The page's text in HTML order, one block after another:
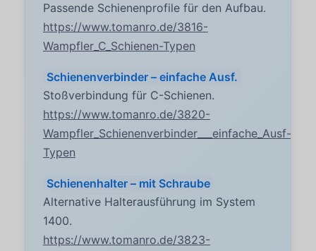
Passende Schienenprofile für den Aufbau.
https://www.tomanro.de/3816-
Wampfler_C_Schienen-Typen
Schienenverbinder – einfache Ausf.
Stoßverbindung für C-Schienen.
https://www.tomanro.de/3820-
Wampfler_Schienenverbinder___einfache_Ausf-
Typen
Schienenhalter – mit Schraube
Alternative Halterausführung im System
1400.
https://www.tomanro.de/3823-